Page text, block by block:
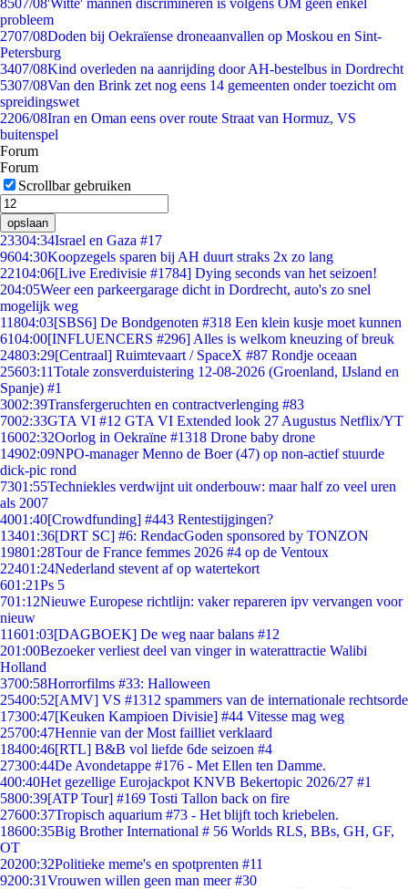
8507/08'Witte' mannen discrimineren is volgens OM geen enkel
probleem
2707/08Doden bij Oekraïense droneaanvallen op Moskou en Sint-
Petersburg
3407/08Kind overleden na aanrijding door AH-bestelbus in Dordrecht
5307/08Van den Brink zet nog eens 14 gemeenten onder toezicht om
spreidingswet
2206/08Iran en Oman eens over route Straat van Hormuz, VS
buitenspel
Forum
Forum
Scrollbar gebruiken
opslaan
23304:34Israel en Gaza #17
9604:30Koopzegels sparen bij AH duurt straks 2x zo lang
22104:06[Live Eredivisie #1784] Dying seconds van het seizoen!
204:05Weer een parkeergarage dicht in Dordrecht, auto's zo snel
mogelijk weg
11804:03[SBS6] De Bondgenoten #318 Een klein kusje moet kunnen
6104:00[INFLUENCERS #296] Alles is welkom kneuzing of breuk
24803:29[Centraal] Ruimtevaart / SpaceX #87 Rondje oceaan
25603:11Totale zonsverduistering 12-08-2026 (Groenland, IJsland en
Spanje) #1
3002:39Transfergeruchten en contractverlenging #83
7002:33GTA VI #12 GTA VI Extended look 27 Augustus Netflix/YT
16002:32Oorlog in Oekraïne #1318 Drone baby drone
14902:09NPO-manager Menno de Boer (47) op non-actief stuurde
dick-pic rond
7301:55Techniekles verdwijnt uit onderbouw: maar half zo veel uren
als 2007
4001:40[Crowdfunding] #443 Rentestijgingen?
13401:36[DRT SC] #6: RendacGoden sponsored by TONZON
19801:28Tour de France femmes 2026 #4 op de Ventoux
22401:24Nederland stevent af op watertekort
601:21Ps 5
701:12Nieuwe Europese richtlijn: vaker repareren ipv vervangen voor
nieuw
11601:03[DAGBOEK] De weg naar balans #12
201:00Bezoeker verliest deel van vinger in waterattractie Walibi
Holland
3700:58Horrorfilms #33: Halloween
25400:52[AMV] VS #1312 spammers van de internationale rechtsorde
17300:47[Keuken Kampioen Divisie] #44 Vitesse mag weg
25700:47Hennie van der Most failliet verklaard
18400:46[RTL] B&B vol liefde 6de seizoen #4
27300:44De Avondetappe #176 - Met Ellen ten Damme.
400:40Het gezellige Eurojackpot KNVB Bekertopic 2026/27 #1
5800:39[ATP Tour] #169 Tosti Tallon back on fire
27600:37Tropisch aquarium #73 - Het blijft toch kriebelen.
18600:35Big Brother International # 56 Worlds RLS, BBs, GH, GF,
OT
20200:32Politieke meme's en spotprenten #11
9200:31Vrouwen willen geen man meer #30